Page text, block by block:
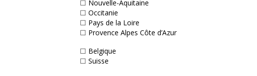
☐ Nouvelle-Aquitaine
☐ Occitanie
☐ Pays de la Loire
☐ Provence Alpes Côte d’Azur
☐ Belgique
☐ Suisse